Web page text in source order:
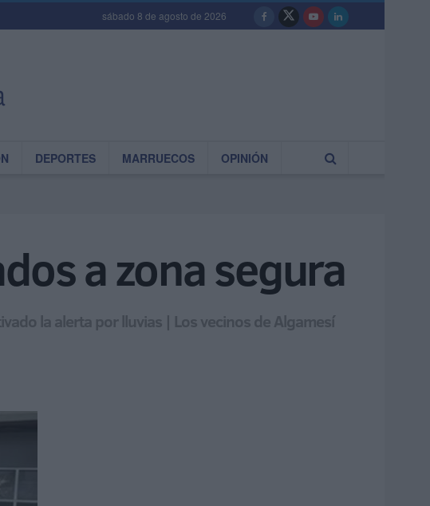
sábado 8 de agosto de 2026
DEPORTES MARRUECOS OPINIÓN
a zona segura
la alerta por lluvias | Los vecinos de Algamesí